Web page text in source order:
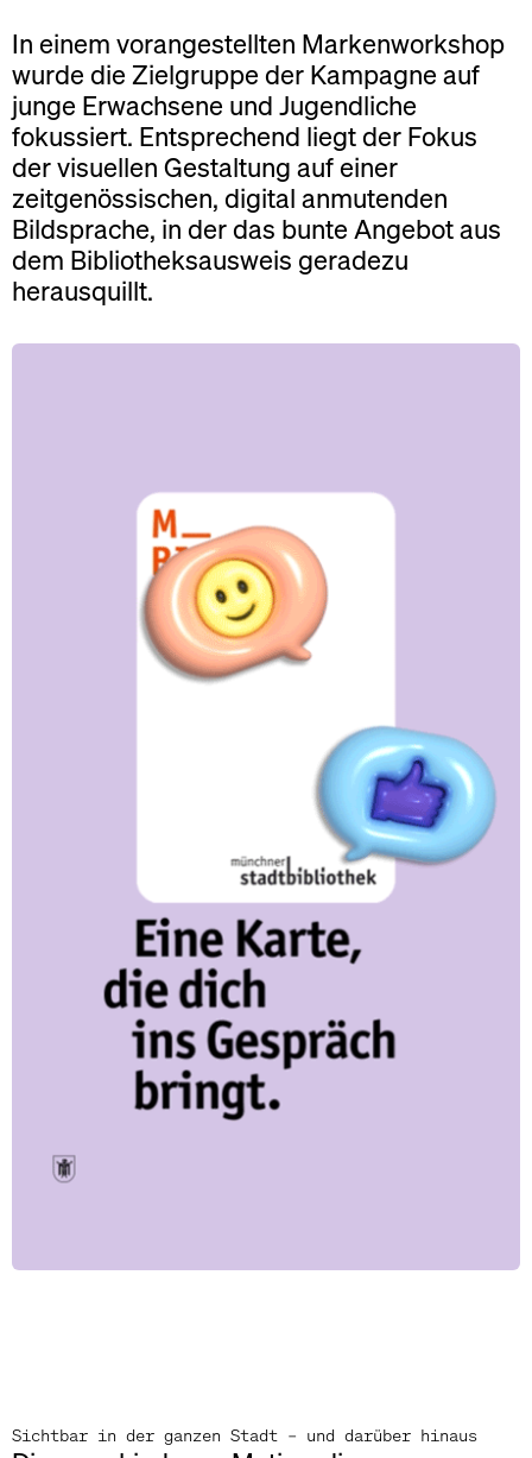
In einem vorangestellten Markenworkshop
wurde die Zielgruppe der Kampagne auf
junge Erwachsene und Jugendliche
fokussiert. Entsprechend liegt der Fokus
der visuellen Gestaltung auf einer
zeitgenössischen, digital anmutenden
Bildsprache, in der das bunte Angebot aus
dem Bibliotheksausweis geradezu
herausquillt.
Sichtbar in der ganzen Stadt – und darüber hinaus